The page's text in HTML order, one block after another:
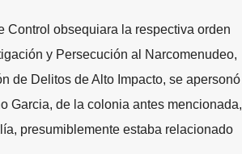
Control obsequiara la respectiva orden
y Persecución al Narcomenudeo,
de Delitos de Alto Impacto, se apersonó
Garcia, de la colonia antes mencionada,
presumiblemente estaba relacionado